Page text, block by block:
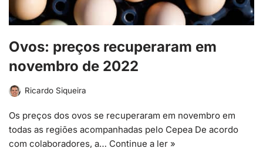
Ovos: preços recuperaram em
novembro de 2022
Ricardo Siqueira
Os preços dos ovos se recuperaram em novembro em
todas as regiões acompanhadas pelo Cepea De acordo
com colaboradores, a… Continue a ler »